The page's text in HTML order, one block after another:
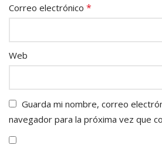
Correo electrónico *
Web
Guarda mi nombre, correo
navegador para la próxima vez que